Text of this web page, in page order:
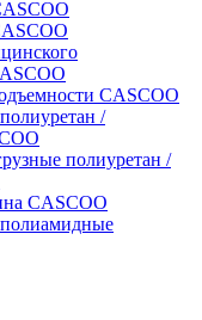
CASCOO
/
полиуретан /
CASCOO